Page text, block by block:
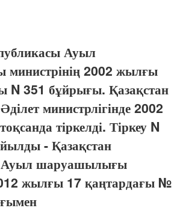
Ауыл
2002 жылғы
N 351 бұйрығы. Қазақстан
министрлігінде 2002
тіркелді. Тіркеу N
- Қазақстан
Ауыл шаруашылығы
жылғы 17 қаңтардағы №